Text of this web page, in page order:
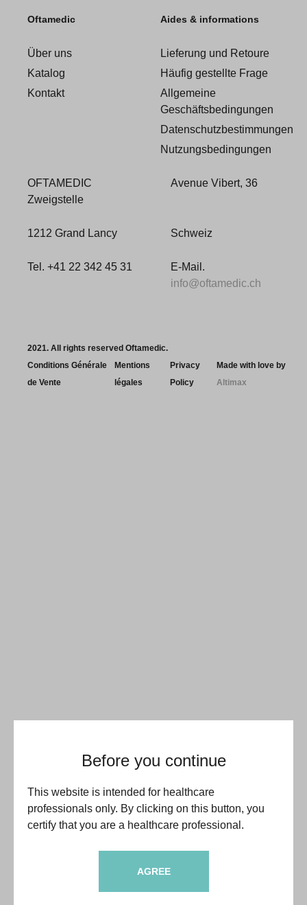
Before you continue
This website is intended for healthcare
professionals only. By clicking on this button, you
certify that you are a healthcare professional.
AGREE
Oftamedic
Über uns
Katalog
Kontakt
Aides & informations
Lieferung und Retoure
Häufig gestellte Frage
Allgemeine
Geschäftsbedingungen
Datenschutzbestimmungen
Nutzungsbedingungen
OFTAMEDIC
Zweigstelle
Avenue Vibert, 36
1212 Grand Lancy Schweiz
Tel. +41 22 342 45 31
E-Mail.
info@oftamedic.ch
2021. All rights reserved Oftamedic.
Conditions Générale
de Vente
Mentions
légales
Privacy
Policy
Made with love by
Altimax